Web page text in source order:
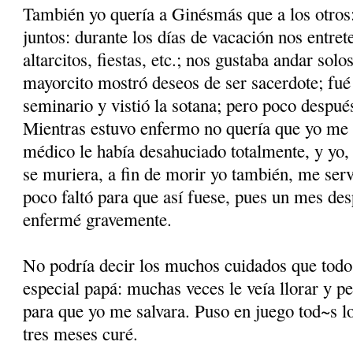
También yo quería a Ginésmás que a los
juntos: durante los días de vacación nos
altarcitos, fiestas, etc.; nos gustaba andar
mayorcito mostró deseos de ser sacerdote;
seminario y vistió la sotana; pero poco
Mientras estuvo enfermo no quería que yo
médico le había desahuciado totalmente, y
se muriera, a fin de morir yo también, me
poco faltó para que así fuese, pues un mes
enfermé gravemente.
No podría decir los muchos cuidados que
especial papá: muchas veces le veía llorar y
para que yo me salvara. Puso en juego tod~s
tres meses curé.